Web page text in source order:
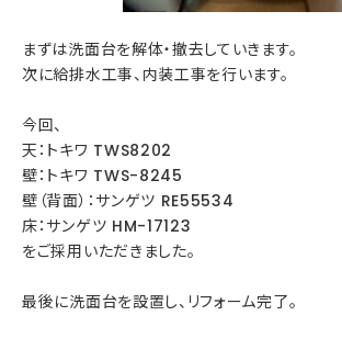
まずは洗面台を解体・撤去していきます。
次に給排水工事、内装工事を行います。
今回、
天：トキワ TWS8202
壁：トキワ TWS-8245
壁（背面）：サンゲツ RE55534
床：サンゲツ HM-17123
をご採用いただきました。
最後に洗面台を設置し、リフォーム完了。